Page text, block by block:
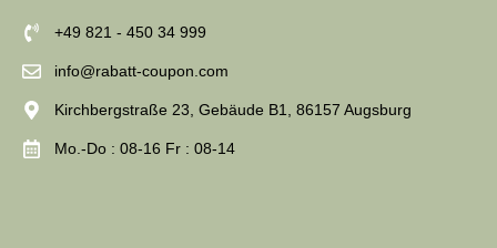
+49 821 - 450 34 999
info@rabatt-coupon.com
Kirchbergstraße 23, Gebäude B1, 86157 Augsburg
Mo.-Do : 08-16 Fr : 08-14